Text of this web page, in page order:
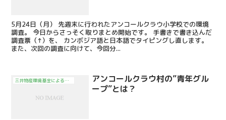
5月24日（月） 先週末に行われたアンコールクラウ小学校での環境
調査。 今日からさっそく取りまとめ開始です。 手書きで書き込んだ
調査票（↑）を、 カンボジア語と日本語でタイピングし直します。
また、次回の調査に向けて、今回分...
三井物産環境基金による活動
アンコールクラウ村の”青年グル
ープ”とは？